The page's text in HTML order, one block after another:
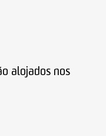
alojados nos